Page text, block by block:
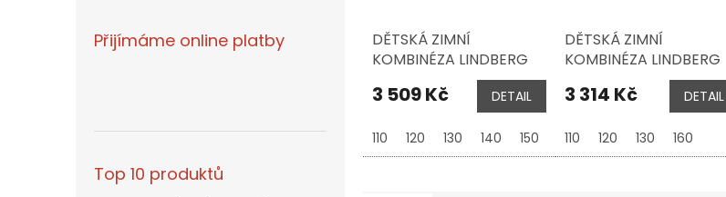
Přijímáme online platby
Top 10 produktů
DĚTSKÁ ZIMNÍ
KOMBINÉZA LINDBERG
SWEDEN, ANORAK
JUNIOR 15 000 MM,
3 509 Kč DETAIL
110 120 130 140 150 160
DĚTSKÁ ZIMNÍ
KOMBINÉZA LINDBERG
SWEDEN, ANORAK
JUNIOR 15 000 MM, BLUE
3 314 Kč DETAIL
110 120 130 160